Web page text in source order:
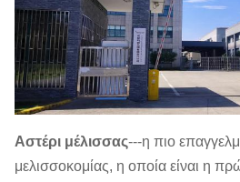
Αστέρι μέλισσας---η πιο
μελισσοκομίας, η οποία είναι η